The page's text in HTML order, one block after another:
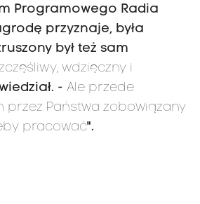
Programowego Radia
przyznaje, była
był też sam
wdzięczny i
- Ale przede
przez Państwa zobowiązany
pracować".